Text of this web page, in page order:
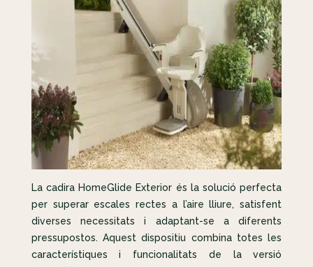
La cadira HomeGlide Exterior és la solució perfecta
per superar escales rectes a l’aire lliure, satisfent
diverses necessitats i adaptant-se a diferents
pressupostos. Aquest dispositiu combina totes les
característiques i funcionalitats de la versió